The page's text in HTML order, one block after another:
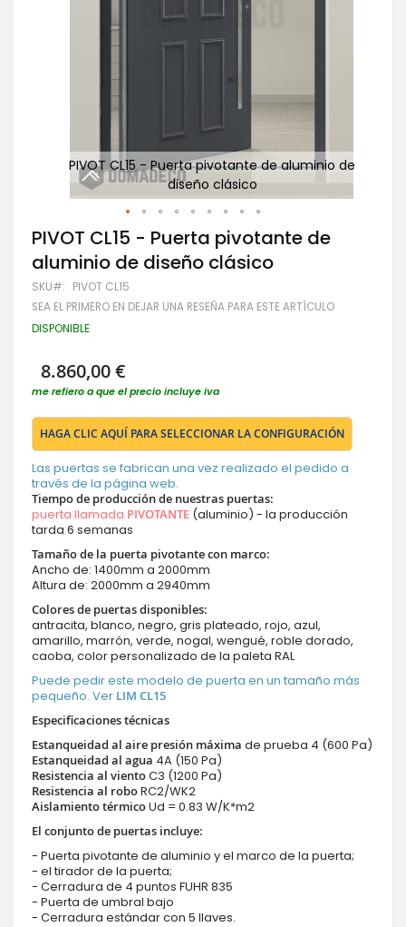
PIVOT CL15 - Puerta pivotante de aluminio de
diseño clásico
Saltar
al
comienzo
de
la
galería
de
PIVOT CL15 - Puerta pivotante de
aluminio de diseño clásico
SKU PIVOT CL15
SEA EL PRIMERO EN DEJAR UNA RESEÑA PARA ESTE ARTÍCULO
DISPONIBLE
8.860,00 €
me refiero a que el precio incluye iva
HAGA CLIC AQUÍ PARA SELECCIONAR LA CONFIGURACIÓN
Las puertas se fabrican una vez realizado el pedido a
través de la página web.
Tiempo de producción de nuestras puertas:
puerta llamada PIVOTANTE (aluminio) - la producción
tarda 6 semanas
Tamaño de la puerta pivotante con marco:
Ancho de: 1400mm a 2000mm
Altura de: 2000mm a 2940mm
Colores de puertas disponibles:
antracita, blanco, negro, gris plateado, rojo, azul,
amarillo, marrón, verde, nogal, wengué, roble dorado,
caoba, color personalizado de la paleta RAL
Puede pedir este modelo de puerta en un tamaño más
pequeño. Ver LIM CL15
Especificaciones técnicas
Estanqueidad al aire presión máxima de prueba 4 (600 Pa)
Estanqueidad al agua 4A (150 Pa)
Resistencia al vientoC3 (1200 Pa)
Resistencia al roboRC2/WK2
Aislamiento térmicoUd = 0.83 W/K*m2
El conjunto de puertas incluye:
- Puerta pivotante de aluminio y el marco de la puerta;
- el tirador de la puerta;
- Cerradura de 4 puntos FUHR 835
- Puerta de umbral bajo
- Cerradura estándar con 5 llaves.